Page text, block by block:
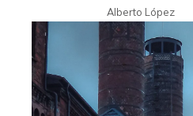
Alberto López